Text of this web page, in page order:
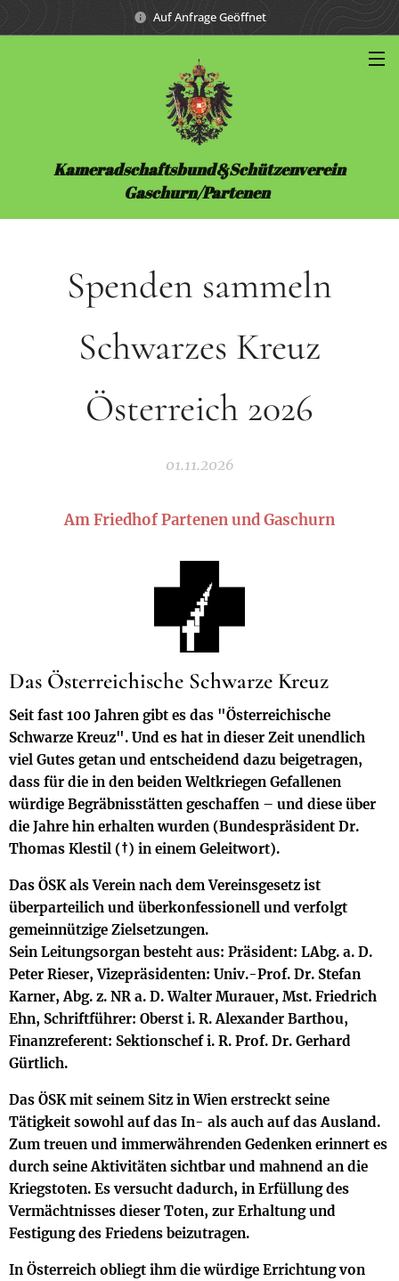
Auf Anfrage Geöffnet
Kameradschaftsbund&Schützenverein
Gaschurn/Partenen
Spenden sammeln
Schwarzes Kreuz
Österreich 2026
01.11.2026
Am Friedhof Partenen und Gaschurn
Das Österreichische Schwarze Kreuz
Seit fast 100 Jahren gibt es das "Österreichische
Schwarze Kreuz". Und es hat in dieser Zeit unendlich
viel Gutes getan und entscheidend dazu beigetragen,
dass für die in den beiden Weltkriegen Gefallenen
würdige Begräbnisstätten geschaffen – und diese über
die Jahre hin erhalten wurden (Bundespräsident Dr.
Thomas Klestil (†) in einem Geleitwort).
Das ÖSK als Verein nach dem Vereinsgesetz ist
überparteilich und überkonfessionell und verfolgt
gemeinnützige Zielsetzungen.
Sein Leitungsorgan besteht aus: Präsident: LAbg. a. D.
Peter Rieser, Vizepräsidenten: Univ.-Prof. Dr. Stefan
Karner, Abg. z. NR a. D. Walter Murauer, Mst. Friedrich
Ehn, Schriftführer: Oberst i. R. Alexander Barthou,
Finanzreferent: Sektionschef i. R. Prof. Dr. Gerhard
Gürtlich.
Das ÖSK mit seinem Sitz in Wien erstreckt seine
Tätigkeit sowohl auf das In- als auch auf das Ausland.
Zum treuen und immerwährenden Gedenken erinnert es
durch seine Aktivitäten sichtbar und mahnend an die
Kriegstoten. Es versucht dadurch, in Erfüllung des
Vermächtnisses dieser Toten, zur Erhaltung und
Festigung des Friedens beizutragen.
In Österreich obliegt ihm die würdige Errichtung von